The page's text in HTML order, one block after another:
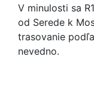
V minulosti sa
od Serede k
trasovanie
nevedno.